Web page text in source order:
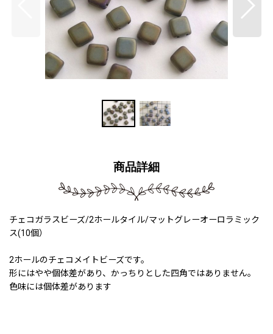
商品詳細
チェコガラスビーズ/2ホールタイル/マットグレーオーロラミック
ス(10個）
2ホールのチェコメイトビーズです。
形にはやや個体差があり、かっちりとした四角ではありません。
色味には個体差があります